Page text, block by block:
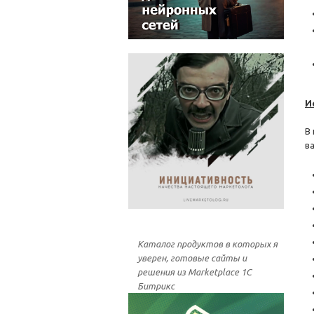
Каталог продуктов в которых я
уверен, готовые сайты и
решения из Marketplace 1С
Битрикс
В